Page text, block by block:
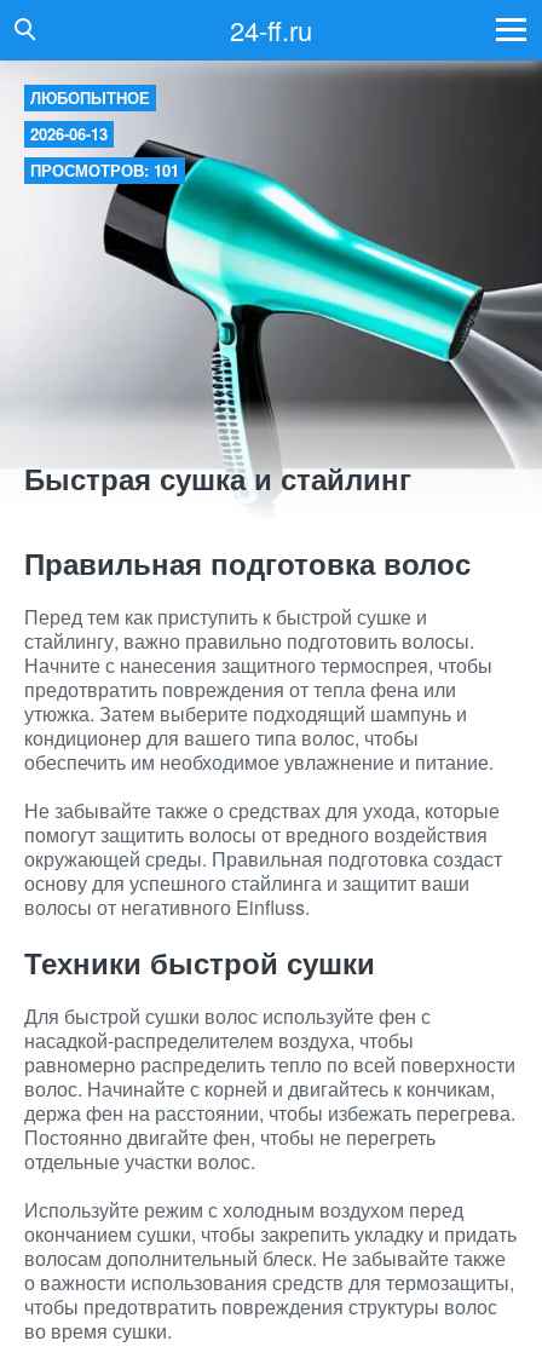
24-ff.ru
ЛЮБОПЫТНОЕ
2026-06-13
ПРОСМОТРОВ: 101
Быстрая сушка и стайлинг
Правильная подготовка волос
Перед тем как приступить к быстрой сушке и
стайлингу, важно правильно подготовить волосы.
Начните с нанесения защитного термоспрея, чтобы
предотвратить повреждения от тепла фена или
утюжка. Затем выберите подходящий шампунь и
кондиционер для вашего типа волос, чтобы
обеспечить им необходимое увлажнение и питание.
Не забывайте также о средствах для ухода, которые
помогут защитить волосы от вредного воздействия
окружающей среды. Правильная подготовка создаст
основу для успешного стайлинга и защитит ваши
волосы от негативного Einfluss.
Техники быстрой сушки
Для быстрой сушки волос используйте фен с
насадкой-распределителем воздуха, чтобы
равномерно распределить тепло по всей поверхности
волос. Начинайте с корней и двигайтесь к кончикам,
держа фен на расстоянии, чтобы избежать перегрева.
Постоянно двигайте фен, чтобы не перегреть
отдельные участки волос.
Используйте режим с холодным воздухом перед
окончанием сушки, чтобы закрепить укладку и придать
волосам дополнительный блеск. Не забывайте также
о важности использования средств для термозащиты,
чтобы предотвратить повреждения структуры волос
во время сушки.